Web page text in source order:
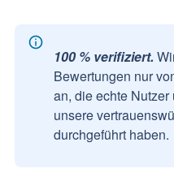
100 % verifiziert.
Bewertungen nur
an, die echte
unsere
durchgeführt haben.